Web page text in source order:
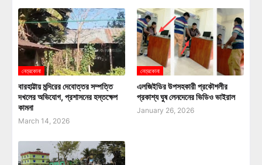
নেত্রকোনা
বারহাট্টায় মন্দিরের দেবোত্তর সম্পত্তি
দখলের অভিযোগ, প্রশাসনের হস্তক্ষেপ
কামনা
March 14, 2026
নেত্রকোনা
এলজিইডির উপসহকারী প্রকৌশলীর
প্রকাশ্য ঘুষ লেনদেনের ভিডিও ভাইরাল
January 26, 2026